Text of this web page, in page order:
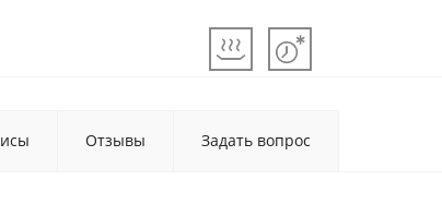
Отзывы Задать вопрос